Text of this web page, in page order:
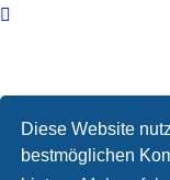
Diese Website
bestmöglichen